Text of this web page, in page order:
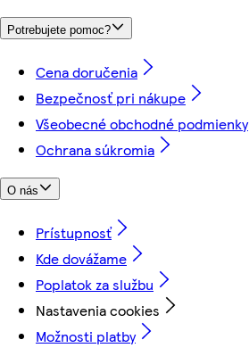
Potrebujete pomoc?
Cena doručenia
Bezpečnosť pri nákupe
Všeobecné obchodné podmienky
Ochrana súkromia
O nás
Prístupnosť
Kde dovážame
Poplatok za službu
Nastavenia cookies
Možnosti platby